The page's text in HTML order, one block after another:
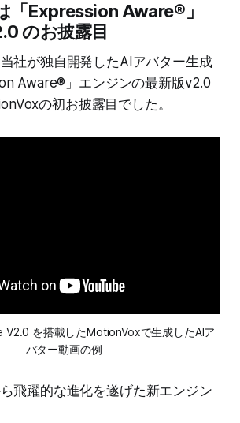
「Expression Aware®」
のお披露目
社が独自開発したAIアバター生成
Aware®」エンジンの最新版v2.0
の初お披露目でした。
V2.0 を搭載したMotionVoxで生成したAIア
バター動画の例
飛躍的な進化を遂げた新エンジン